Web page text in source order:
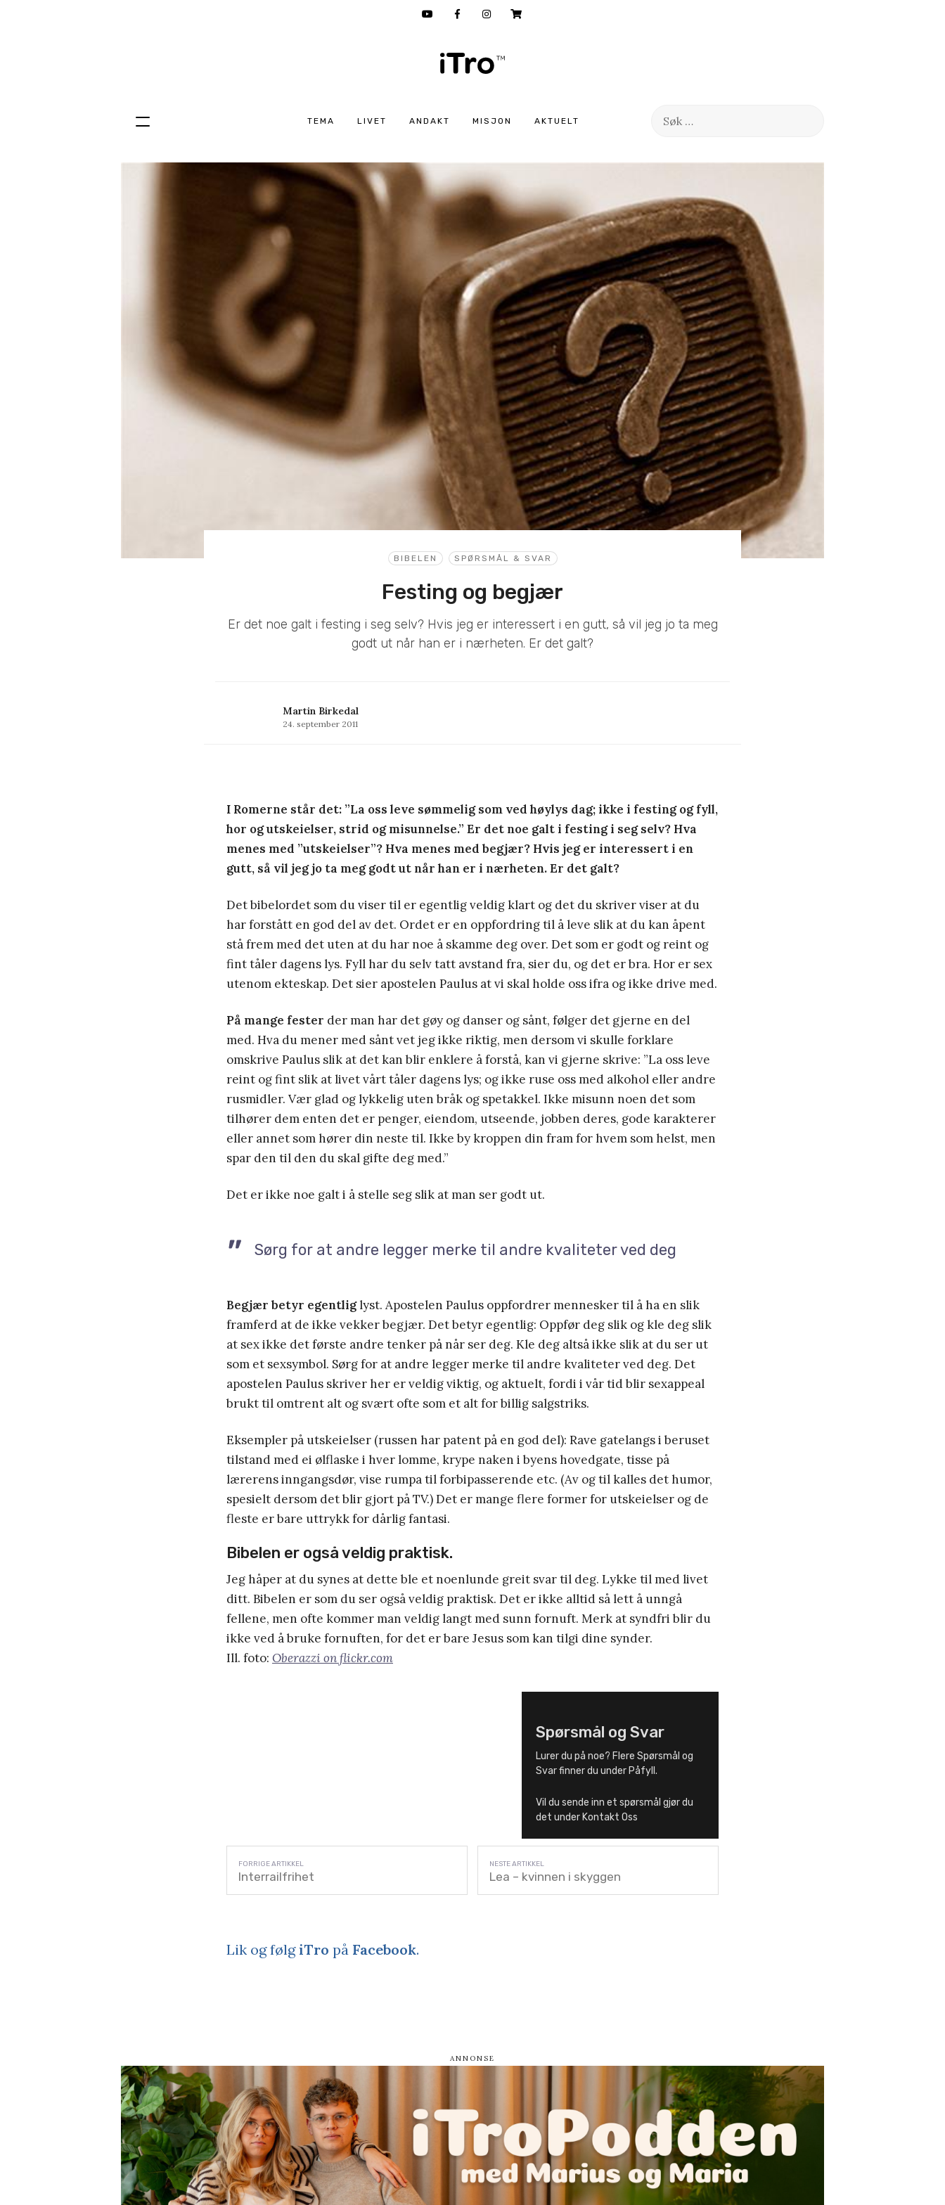
TEMA LIVET ANDAKT MISJON AKTUELT
Søk
Hopp
BIBELEN SPØRSMÅL & SVAR
Festing og begjær
Er det noe galt i festing i seg selv? Hvis jeg er interessert i en gutt, så vil jeg jo ta meg
godt ut når han er i nærheten. Er det galt?
Martin Birkedal
24. september 2011
I Romerne står det: ”La oss leve sømmelig som ved høylys dag; ikke i festing og fyll,
hor og utskeielser, strid og misunnelse.” Er det noe galt i festing i seg selv? Hva
menes med ”utskeielser”? Hva menes med begjær? Hvis jeg er interessert i en
gutt, så vil jeg jo ta meg godt ut når han er i nærheten. Er det galt?
Det bibelordet som du viser til er egentlig veldig klart og det du skriver viser at du
har forstått en god del av det. Ordet er en oppfordring til å leve slik at du kan åpent
stå frem med det uten at du har noe å skamme deg over. Det som er godt og reint og
fint tåler dagens lys. Fyll har du selv tatt avstand fra, sier du, og det er bra. Hor er sex
utenom ekteskap. Det sier apostelen Paulus at vi skal holde oss ifra og ikke drive med.
På mange fester der man har det gøy og danser og sånt, følger det gjerne en del
med. Hva du mener med sånt vet jeg ikke riktig, men dersom vi skulle forklare
omskrive Paulus slik at det kan blir enklere å forstå, kan vi gjerne skrive: ”La oss leve
reint og fint slik at livet vårt tåler dagens lys; og ikke ruse oss med alkohol eller andre
rusmidler. Vær glad og lykkelig uten bråk og spetakkel. Ikke misunn noen det som
tilhører dem enten det er penger, eiendom, utseende, jobben deres, gode karakterer
eller annet som hører din neste til. Ikke by kroppen din fram for hvem som helst, men
spar den til den du skal gifte deg med.”
Det er ikke noe galt i å stelle seg slik at man ser godt ut.
Sørg for at andre legger merke til andre kvaliteter ved deg
Begjær betyr egentliglyst. Apostelen Paulus oppfordrer mennesker til å ha en slik
framferd at de ikke vekker begjær. Det betyr egentlig: Oppfør deg slik og kle deg slik
at sex ikke det første andre tenker på når ser deg. Kle deg altså ikke slik at du ser ut
som et sexsymbol. Sørg for at andre legger merke til andre kvaliteter ved deg. Det
apostelen Paulus skriver her er veldig viktig, og aktuelt, fordi i vår tid blir sexappeal
brukt til omtrent alt og svært ofte som et alt for billig salgstriks.
Eksempler på utskeielser (russen har patent på en god del): Rave gatelangs i beruset
tilstand med ei ølflaske i hver lomme, krype naken i byens hovedgate, tisse på
lærerens inngangsdør, vise rumpa til forbipasserende etc. (Av og til kalles det humor,
spesielt dersom det blir gjort på TV.) Det er mange flere former for utskeielser og de
fleste er bare uttrykk for dårlig fantasi.
Bibelen er også veldig praktisk.
Jeg håper at du synes at dette ble et noenlunde greit svar til deg. Lykke til med livet
ditt. Bibelen er som du ser også veldig praktisk. Det er ikke alltid så lett å unngå
fellene, men ofte kommer man veldig langt med sunn fornuft. Merk at syndfri blir du
ikke ved å bruke fornuften, for det er bare Jesus som kan tilgi dine synder.
Ill. foto: Oberazzi on flickr.com
Spørsmål og Svar
Lurer du på noe? Flere Spørsmål og
Svar finner du under Påfyll.
Vil du sende inn et spørsmål gjør du
det under Kontakt Oss
Interrailfrihet Lea – kvinnen i skyggen
Lik og følgiTro på Facebook.